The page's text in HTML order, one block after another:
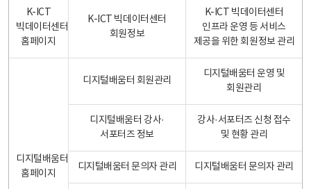
K-ICT
빅데이터센터
홈페이지
K-ICT 빅데이터센터
회원정보
K-ICT 빅데이터센터
인프라 운영 등 서비스
제공을 위한 회원정보 관리
디지털배움터
홈페이지
디지털배움터 회원관리
디지털배움터 운영 및
회원관리
디지털배움터 강사·
서포터즈 정보
강사·서포터즈 신청 접수
및 현황 관리
디지털배움터 문의자 관리 디지털배움터 문의자 관리